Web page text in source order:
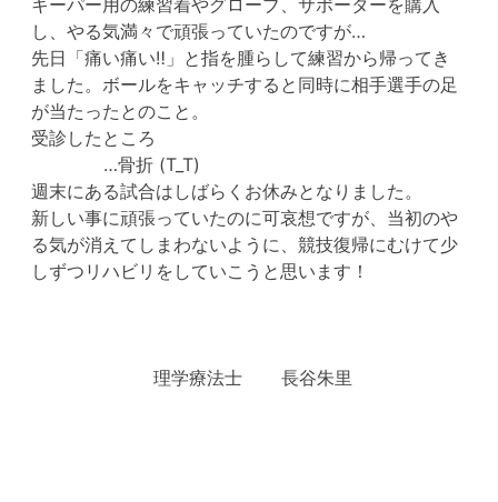
し、やる気満々で頑張っていたのですが…
先日「痛い痛い‼︎」と指を腫らして練習から帰ってき
ました。ボールをキャッチすると同時に相手選手の足
が当たったとのこと。
受診したところ
…骨折 (T_T)
週末にある試合はしばらくお休みとなりました。
新しい事に頑張っていたのに可哀想ですが、当初のや
る気が消えてしまわないように、競技復帰にむけて少
しずつリハビリをしていこうと思います！
理学療法士 長谷朱里